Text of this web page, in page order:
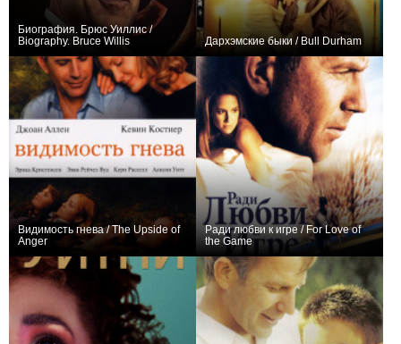
Биография. Брюс Уиллис /
Biography. Bruce Willis
Дархэмские быки / Bull Durham
Видимость гнева / The Upside of
Anger
Ради любви к игре / For Love of
the Game